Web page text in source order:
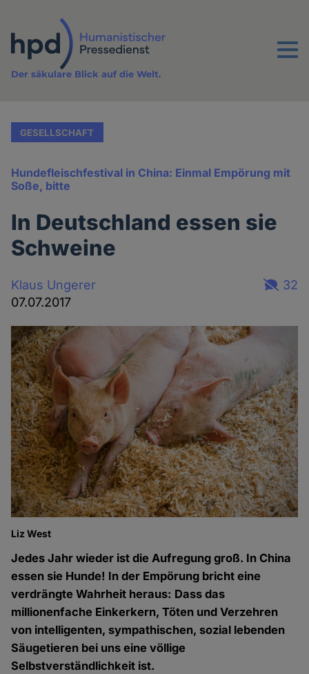
Inhalt
Menu
Der säkulare Blick auf die Welt.
GESELLSCHAFT
Hundefleischfestival in China: Einmal Empörung mit
Soße, bitte
In Deutschland essen sie
Schweine
Klaus Ungerer
07.07.2017
32
Liz West
Jedes Jahr wieder ist die Aufregung groß. In China
essen sie Hunde! In der Empörung bricht eine
verdrängte Wahrheit heraus: Dass das
millionenfache Einkerkern, Töten und Verzehren
von intelligenten, sympathischen, sozial lebenden
Säugetieren bei uns eine völlige
Selbstverständlichkeit ist.